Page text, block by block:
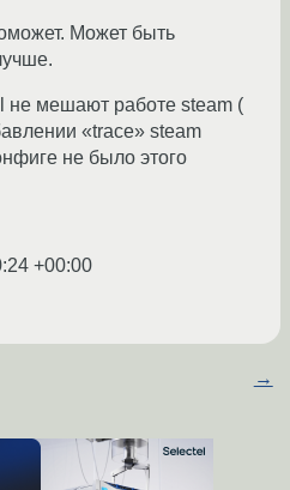
Может быть
не мешают работе steam (
«trace» steam
не было этого
+00:00
→